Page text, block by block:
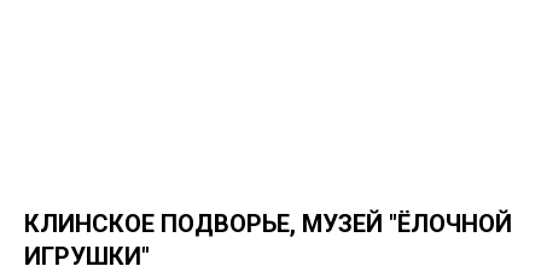
КЛИНСКОЕ ПОДВОРЬЕ, МУЗЕЙ "ЁЛОЧНОЙ
ИГРУШКИ"